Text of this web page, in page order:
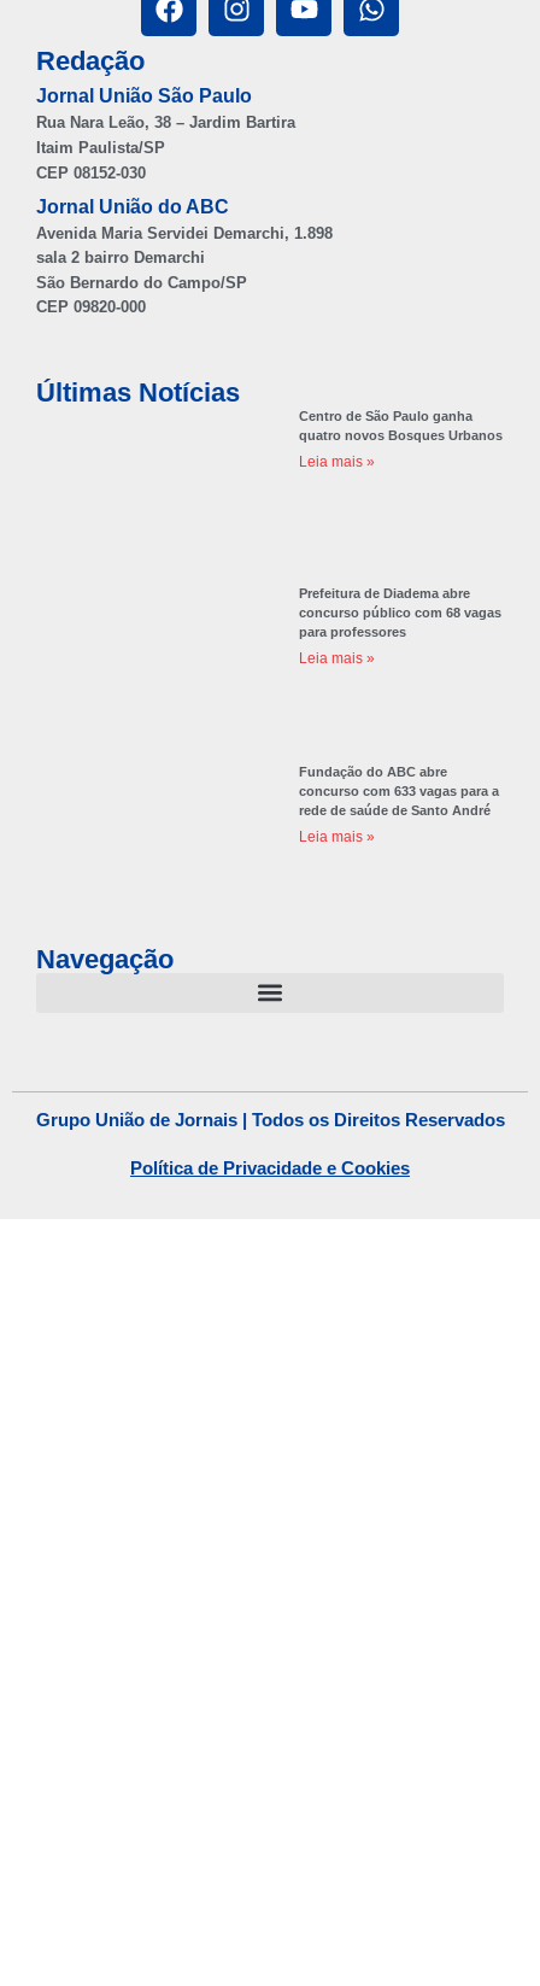
Redação
Jornal União São Paulo
Rua Nara Leão, 38 – Jardim Bartira
Itaim Paulista/SP
CEP 08152-030
Jornal União do ABC
Avenida Maria Servidei Demarchi, 1.898
sala 2 bairro Demarchi
São Bernardo do Campo/SP
CEP 09820-000
Últimas Notícias
Centro de São Paulo ganha
quatro novos Bosques Urbanos
Leia mais »
Prefeitura de Diadema abre
concurso público com 68 vagas
para professores
Leia mais »
Fundação do ABC abre
concurso com 633 vagas para a
rede de saúde de Santo André
Leia mais »
Navegação
Grupo União de Jornais | Todos os Direitos Reservados
Política de Privacidade e Cookies